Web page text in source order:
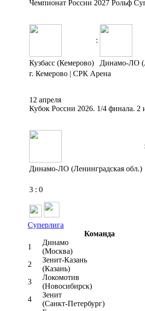
Чемпионат России 2027 Рольф
:
Кузбасс (Кемерово)
Динамо-ЛО
г. Кемерово | СРК Арена
12 апреля
Кубок России 2026. 1/4 финала. 2
:
Динамо-ЛО (Ленинградская обл.)
3 : 0
Суперлига
Команда
1
Динамо
(Москва)
2
Зенит-Казань
(Казань)
3
Локомотив
(Новосибирск)
4
Зенит
(Санкт-Петербург)